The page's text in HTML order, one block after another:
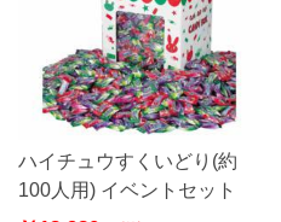
ハイチュウすくいどり(約
100人用) イベントセット